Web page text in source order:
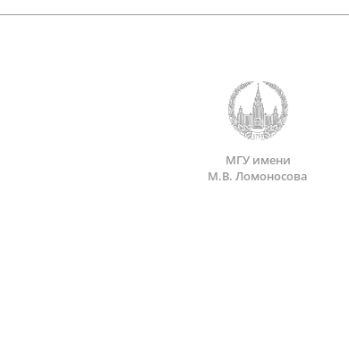
МГУ имени
М.В. Ломоносова